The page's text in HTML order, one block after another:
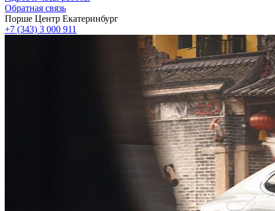
Обратная связь
Порше Центр Екатеринбург
+7 (343) 3 000 911